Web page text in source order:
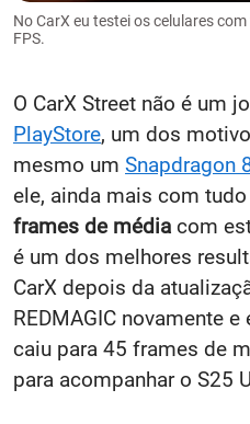
No CarX eu testei os celulares
FPS.
O CarX Street não é um
PlayStore, um dos
mesmo um Snapdragon
ele, ainda mais com
frames de média com
é um dos melhores
CarX depois da
REDMAGIC novamente
caiu para 45 frames de
para acompanhar o S25